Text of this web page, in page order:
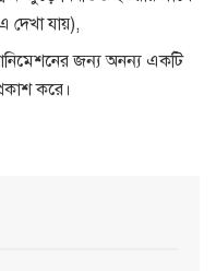
যায়),
জন্য অনন্য একটি
করে।